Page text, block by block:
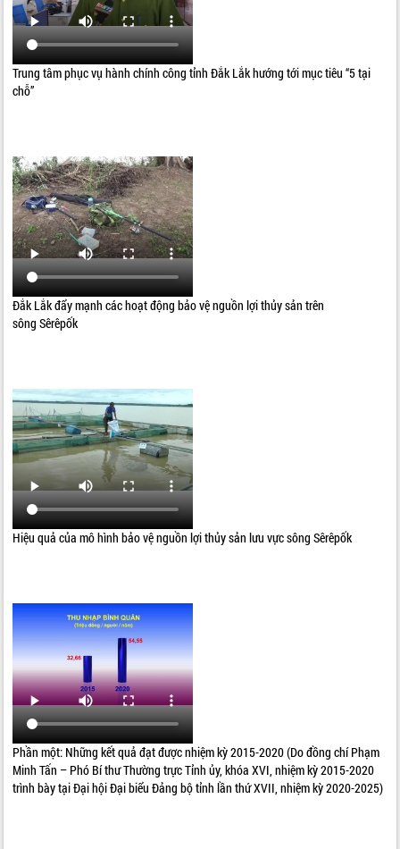
Trung tâm phục vụ hành chính công tỉnh Đắk Lắk hướng tới mục tiêu “5 tại
chỗ”
Đắk Lắk đẩy mạnh các hoạt động bảo vệ nguồn lợi thủy sản trên
sông Sêrêpốk
Hiệu quả của mô hình bảo vệ nguồn lợi thủy sản lưu vực sông Sêrêpốk
Phần một: Những kết quả đạt được nhiệm kỳ 2015-2020 (Do đồng chí Phạm
Minh Tấn – Phó Bí thư Thường trực Tỉnh ủy, khóa XVI, nhiệm kỳ 2015-2020
trình bày tại Đại hội Đại biểu Đảng bộ tỉnh lần thứ XVII, nhiệm kỳ 2020-2025)